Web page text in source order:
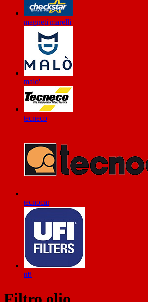
magneti marelli
malo'
tecneco
tecnocar
ufi
Filtro olio